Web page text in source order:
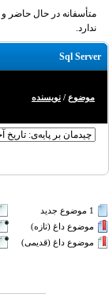
متأسفانه در حال حاضر
ندارد.
Sql Server
موضوع / نویسنده
موضوع داغ (تازه‌)
موضوع داغ (قدیمی)